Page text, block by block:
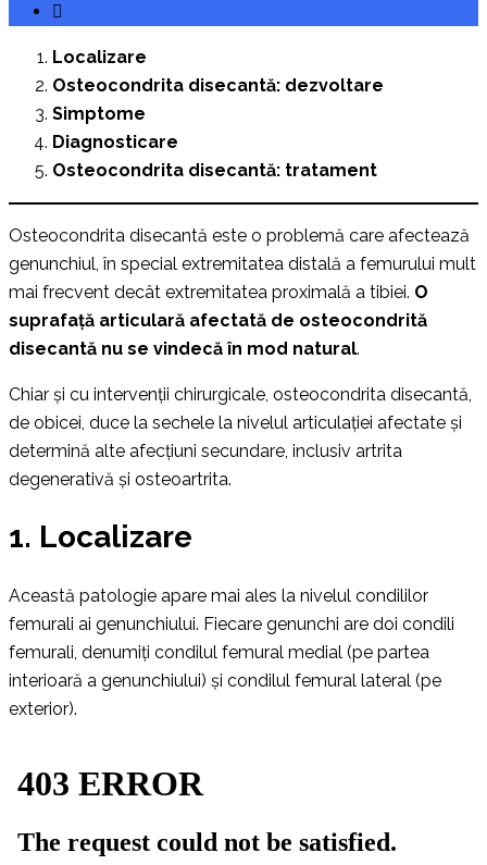
Localizare
Osteocondrita disecantă: dezvoltare
Simptome
Diagnosticare
Osteocondrita disecantă: tratament
Osteocondrita disecantă este o problemă care afectează
genunchiul, în special extremitatea distală a femurului mult
mai frecvent decât extremitatea proximală a tibiei. O
suprafață articulară afectată de osteocondrită
disecantă nu se vindecă în mod natural.
Chiar și cu intervenții chirurgicale, osteocondrita disecantă,
de obicei, duce la sechele la nivelul articulației afectate și
determină alte afecțiuni secundare, inclusiv artrita
degenerativă și osteoartrita.
1. Localizare
Această patologie apare mai ales la nivelul condililor
femurali ai genunchiului. Fiecare genunchi are doi condili
femurali, denumiți condilul femural medial (pe partea
interioară a genunchiului) și condilul femural lateral (pe
exterior).